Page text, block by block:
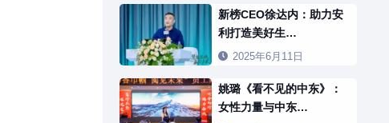
新榜CEO徐达内：助力安
利打造美好生…
2025年6月11日
姚璐《看不见的中东》：
女性力量与中东…